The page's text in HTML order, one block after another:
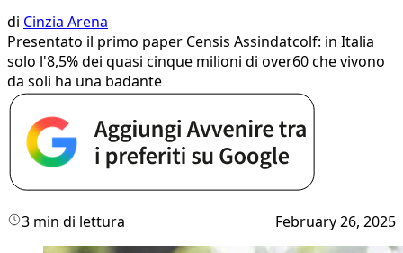
di Cinzia Arena
Presentato il primo paper Censis Assindatcolf: in Italia
solo l'8,5% dei quasi cinque milioni di over60 che vivono
da soli ha una badante
3 min di lettura February 26, 2025